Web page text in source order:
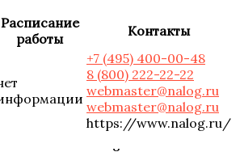
Расписание
работы
Контакты
+7 (495) 400-00-48
8 (800) 222-22-22
webmaster@nalog.ru
webmaster@nalog.ru
https://www.nalog.ru/